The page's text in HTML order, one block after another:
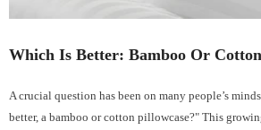
Which Is Better: Bamboo Or Cotton
A crucial question has been on many people’s
better, a bamboo or cotton pillowcase?" This